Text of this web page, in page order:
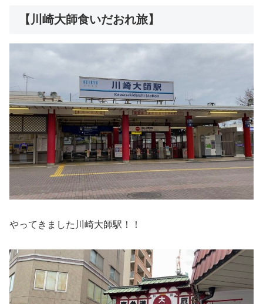
【川崎大師食いだおれ旅】
やってきました川崎大師駅！！